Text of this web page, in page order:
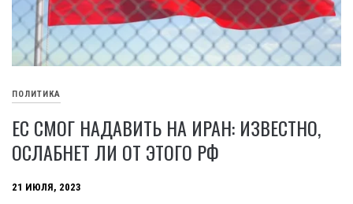
ПОЛИТИКА
ЕС СМОГ НАДАВИТЬ НА ИРАН: ИЗВЕСТНО,
ОСЛАБНЕТ ЛИ ОТ ЭТОГО РФ
21 ИЮЛЯ, 2023